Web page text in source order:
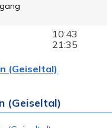
10:43
21:35
(Geiseltal)
(Geiseltal)